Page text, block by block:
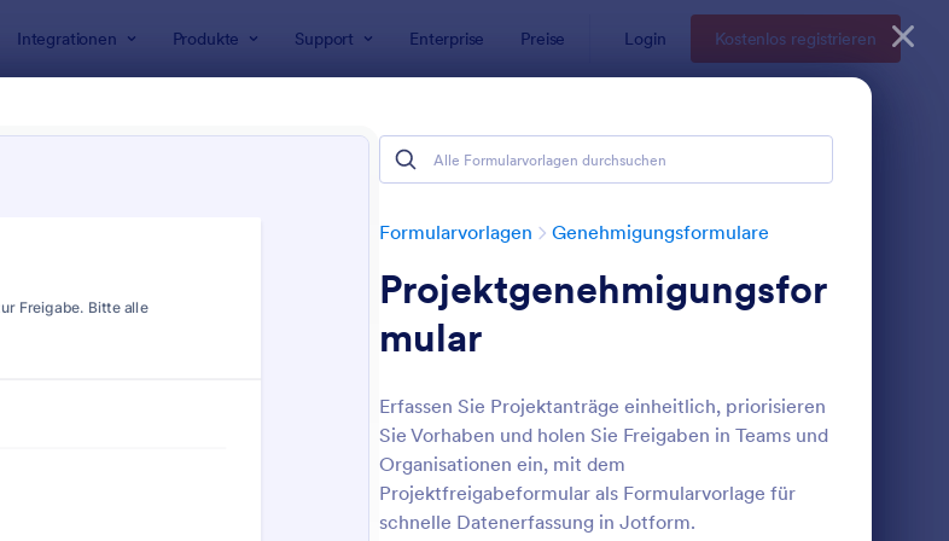
Integrationen Produkte Support Enterprise Preise Login Kostenlos registrieren
Formularvorlagen Genehmigungsformulare
Projektgenehmigungsfor
mular
Erfassen Sie Projektanträge einheitlich, priorisieren
Sie Vorhaben und holen Sie Freigaben in Teams und
Organisationen ein, mit dem
Projektfreigabeformular als Formularvorlage für
schnelle Datenerfassung in Jotform.
: Genehmigungsformular Für Audioaufnahmen: Beschaffungsantragsformular Vorschau: